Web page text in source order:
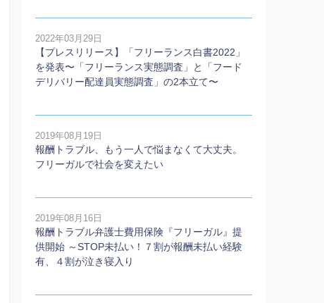
2022年03月29日
【プレスリリース】「フリーランス白書2022」
を発表〜「フリーランス実態調査」と「フード
デリバリー配達員実態調査」の2本⽴て〜
2019年08月19日
報酬トラブル、もう一人で悩まなくて大丈夫。
フリーガルで社会を変えたい
2019年08月16日
報酬トラブル弁護士費用保険『フリーガル』提
供開始 ～STOP未払い！７割が報酬未払い経験
有、４割が泣き寝入り